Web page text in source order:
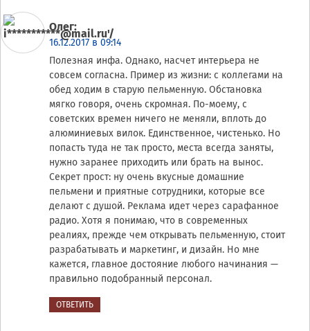
Олег:
16.12.2017 в 09:14
Полезная инфа. Однако, насчет интерьера не
совсем согласна. Пример из жизни: с коллегами на
обед ходим в старую пельменную. Обстановка
мягко говоря, очень скромная. По-моему, с
советских времен ничего не меняли, вплоть до
алюминиевых вилок. Единственное, чистенько. Но
попасть туда не так просто, места всегда заняты,
нужно заранее приходить или брать на вынос.
Секрет прост: ну очень вкусные домашние
пельмени и приятные сотрудники, которые все
делают с душой. Реклама идет через сарафанное
радио. Хотя я понимаю, что в современных
реалиях, прежде чем открывать пельменную, стоит
разрабатывать и маркетинг, и дизайн. Но мне
кажется, главное достояние любого начинания —
правильно подобранный персонал.
ОТВЕТИТЬ